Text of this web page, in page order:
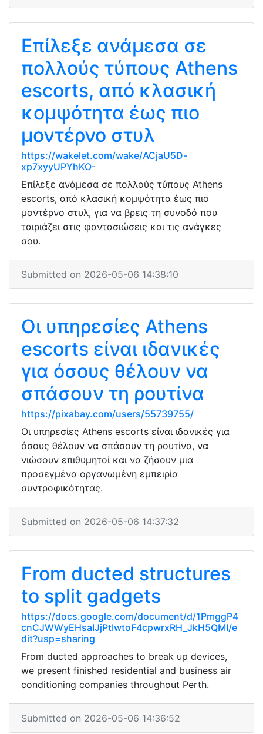
Επίλεξε ανάμεσα σε
πολλούς τύπους Athens
escorts, από κλασική
κομψότητα έως πιο
μοντέρνο στυλ
https://wakelet.com/wake/ACjaU5D-
xp7xyyUPYhKO-
Επίλεξε ανάμεσα σε πολλούς τύπους Athens
escorts, από κλασική κομψότητα έως πιο
μοντέρνο στυλ, για να βρεις τη συνοδό που
ταιριάζει στις φαντασιώσεις και τις ανάγκες
σου.
Submitted on 2026-05-06 14:38:10
Οι υπηρεσίες Athens
escorts είναι ιδανικές
για όσους θέλουν να
σπάσουν τη ρουτίνα
https://pixabay.com/users/55739755/
Οι υπηρεσίες Athens escorts είναι ιδανικές για
όσους θέλουν να σπάσουν τη ρουτίνα, να
νιώσουν επιθυμητοί και να ζήσουν μια
προσεγμένα οργανωμένη εμπειρία
συντροφικότητας.
Submitted on 2026-05-06 14:37:32
From ducted structures
to split gadgets
https://docs.google.com/document/d/1PmggP4
cnCJWWyEHsaIJjPtIwtoF4cpwrxRH_JkH5QMI/e
dit?usp=sharing
From ducted approaches to break up devices,
we present finished residential and business air
conditioning companies throughout Perth.
Submitted on 2026-05-06 14:36:52